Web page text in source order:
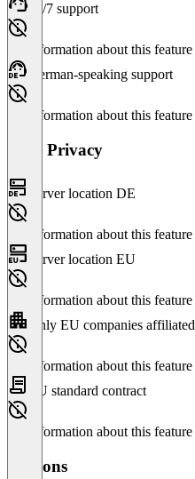
24/7 support
No information about this feature
German-speaking support
No information about this feature
Data Privacy
Server location DE
No information about this feature
Server location EU
No information about this feature
Only EU companies affiliated
No information about this feature
EU standard contract
No information about this feature
Versions